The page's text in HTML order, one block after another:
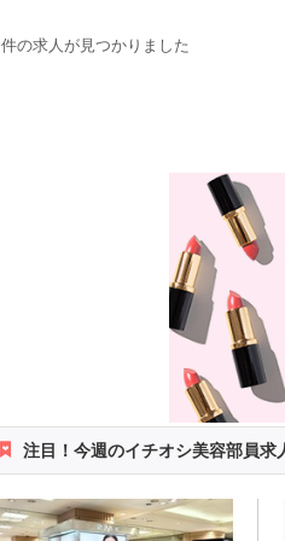
件の求人が見つかりました
注目！今週のイチオシ美容部員求